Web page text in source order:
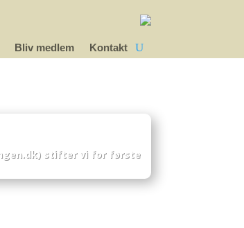
Bliv medlem Kontakt
stifter vi for første